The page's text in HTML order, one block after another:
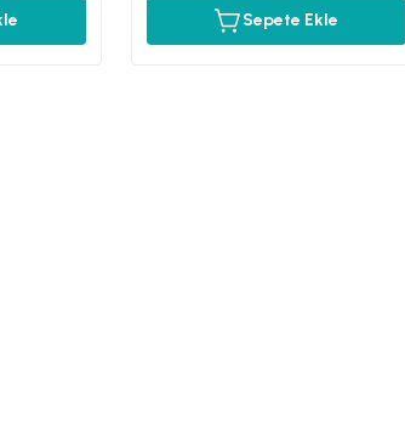
Sepete Ekle